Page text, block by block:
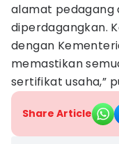
alamat pedagang
diperdagangkan.
dengan
memastikan
sertifikat usaha,”
Share Article